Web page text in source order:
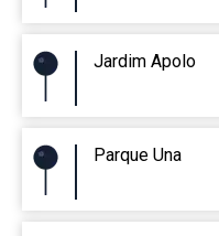
Jardim Apolo
Parque Una